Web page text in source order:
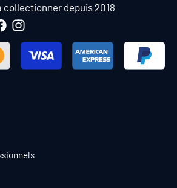
collectionner depuis 2018